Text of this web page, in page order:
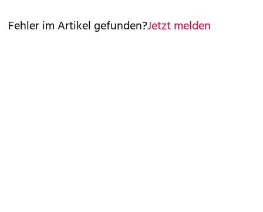
Fehler im Artikel gefunden?Jetzt melden